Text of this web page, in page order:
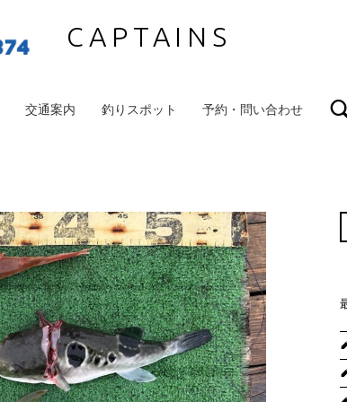
CAPTAINS
交通案内 釣りスポット 予約・問い合わせ